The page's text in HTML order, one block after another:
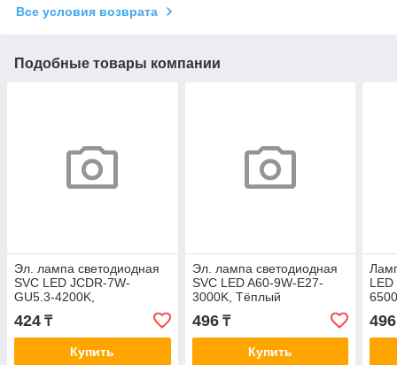
Все условия возврата
Подобные товары компании
Эл. лампа светодиодная
SVC LED JCDR-7W-
GU5.3-4200K,
424 ₸
Купить
Эл. лампа светодиодная
SVC LED A60-9W-E27-
3000K, Тёплый
496₸
Купить
496